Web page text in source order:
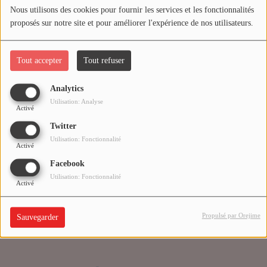
Nous utilisons des cookies pour fournir les services et les fonctionnalités
proposés sur notre site et pour améliorer l'expérience de nos utilisateurs.
Tout accepter Tout refuser
Analytics
Activé
Utilisation: Analyse
Twitter
Activé
Utilisation: Fonctionnalité
Facebook
Activé
Utilisation: Fonctionnalité
Sauvegarder Propulsé par Orejime
Médias
PODCASTS
Agenda
Titres diffusés
Se connecter
Oups, vous avez
rencontré une erreur.
Il semble que la page que vous recherchez n’existe plus.